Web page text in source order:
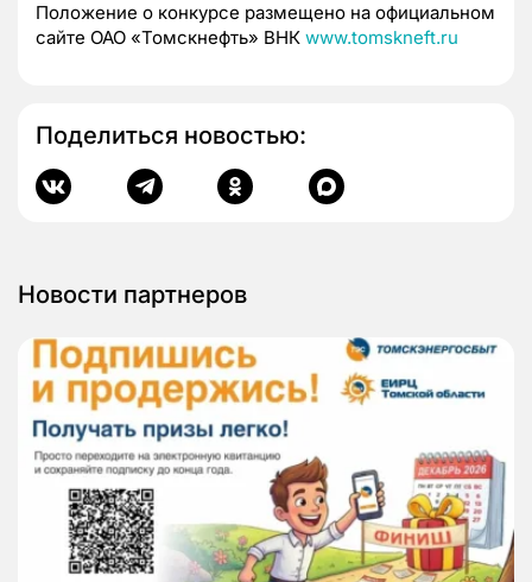
Положение о конкурсе размещено на официальном
сайте ОАО «Томскнефть» ВНК www.tomskneft.ru
Поделиться новостью:
Новости партнеров